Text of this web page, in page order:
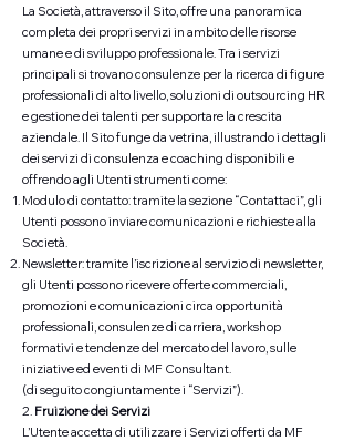
La Società, attraverso il Sito, offre una panoramica
completa dei propri servizi in ambito delle risorse
umane e di sviluppo professionale. Tra i servizi
principali si trovano consulenze per la ricerca di figure
professionali di alto livello, soluzioni di outsourcing HR
e gestione dei talenti per supportare la crescita
aziendale. Il Sito funge da vetrina, illustrando i dettagli
dei servizi di consulenza e coaching disponibili e
offrendo agli Utenti strumenti come:
Modulo di contatto: tramite la sezione “Contattaci”, gli
Utenti possono inviare comunicazioni e richieste alla
Società.
Newsletter: tramite l’iscrizione al servizio di newsletter,
gli Utenti possono ricevere offerte commerciali,
promozioni e comunicazioni circa opportunità
professionali, consulenze di carriera, workshop
formativi e tendenze del mercato del lavoro, sulle
iniziative ed eventi di MF Consultant.
(di seguito congiuntamente i “Servizi”).
2. Fruizione dei Servizi
L’Utente accetta di utilizzare i Servizi offerti da MF